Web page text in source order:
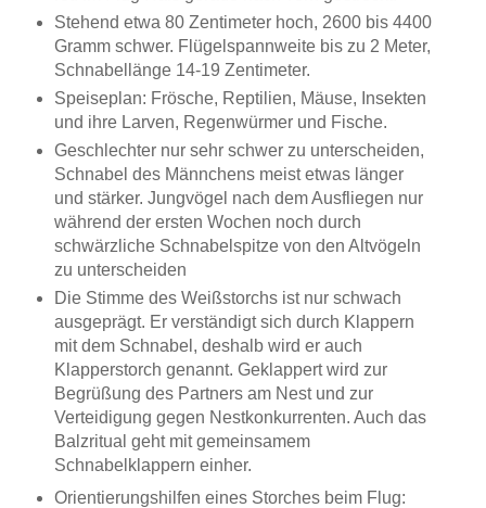
Stehend etwa 80 Zentimeter hoch, 2600 bis 4400
Gramm schwer. Flügelspannweite bis zu 2 Meter,
Schnabellänge 14-19 Zentimeter.
Speiseplan: Frösche, Reptilien, Mäuse, Insekten
und ihre Larven, Regenwürmer und Fische.
Geschlechter nur sehr schwer zu unterscheiden,
Schnabel des Männchens meist etwas länger
und stärker. Jungvögel nach dem Ausfliegen nur
während der ersten Wochen noch durch
schwärzliche Schnabelspitze von den Altvögeln
zu unterscheiden
Die Stimme des Weißstorchs ist nur schwach
ausgeprägt. Er verständigt sich durch Klappern
mit dem Schnabel, deshalb wird er auch
Klapperstorch genannt. Geklappert wird zur
Begrüßung des Partners am Nest und zur
Verteidigung gegen Nestkonkurrenten. Auch das
Balzritual geht mit gemeinsamem
Schnabelklappern einher.
Orientierungshilfen eines Storches beim Flug: